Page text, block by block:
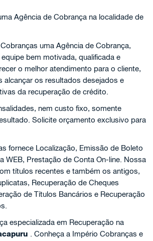
Agência de Cobrança na localidade de
uma Agência de Cobrança,
bem motivada, qualificada e
o melhor atendimento para o cliente,
alcançar os resultados desejados e
da recuperação de crédito.
nem custo fixo, somente
Solicite orçamento exclusivo para
fornece Localização, Emissão de Boleto
WEB, Prestação de Conta On-line. Nossa
títulos recentes e também os antigos,
Recuperação de Cheques
de Títulos Bancários e Recuperação
especializada em Recuperação na
. Conheça a Império Cobranças e